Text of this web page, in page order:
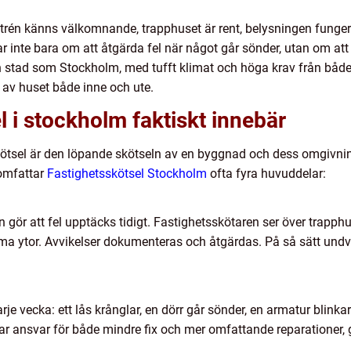
känns välkomnande, trapphuset är rent, belysningen
inte bara om att åtgärda fel när något går sönder, utan om
som Stockholm, med tufft klimat och höga krav från
huset både inne och ute.
i stockholm faktiskt innebär
är den löpande skötseln av en byggnad och dess
Fastighetsskötsel Stockholm ofta fyra huvuddelar:
gör att fel upptäcks tidigt. Fastighetsskötaren ser över
ytor. Avvikelser dokumenteras och åtgärdas. På så sätt
vecka: ett lås krånglar, en dörr går sönder, en armatur
ansvar för både mindre fix och mer omfattande